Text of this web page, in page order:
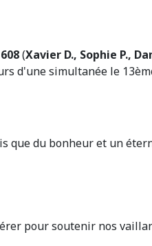
(Xavier D., Sophie P.,
d'une simultanée le
que du bonheur et un
pour soutenir nos